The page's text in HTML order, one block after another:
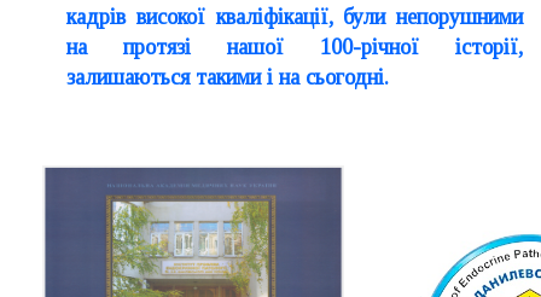
кадрів високої кваліфікації, були непорушними
на протязі нашої 100-річної історії,
залишаються такими і на сьогодні.